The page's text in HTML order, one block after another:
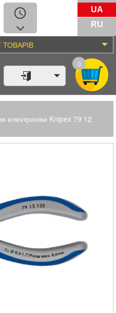
UA
RU
ТОВАРІВ
0
електроніки Knipex 79 12